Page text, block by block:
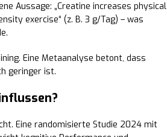
Aussage: „Creatine increases physical
exercise“ (z. B. 3 g/Tag) – was
Eine Metaanalyse betont, dass
geringer ist.
Eine randomisierte Studie 2024 mit